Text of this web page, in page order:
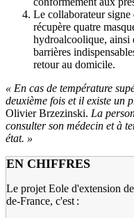
Le collaborateur signe
récupère quatre
hydroalcoolique, ainsi
barrières
retour au domicile.
« En cas de température
deuxième fois et il existe un
Olivier Brzezinski. La
consulter son médecin et à
état. »
EN CHIFFRES
Le projet Eole d'extension
de-France, c'est :